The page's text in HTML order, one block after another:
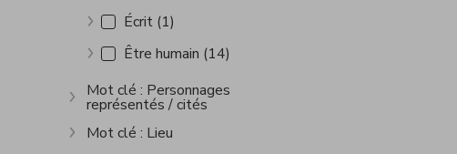
Show more
Écrit (1)
Show moreÊtre humain (14)
Show more
Mot clé : Personnages
représentés / cités
Show more
Mot clé : Lieu